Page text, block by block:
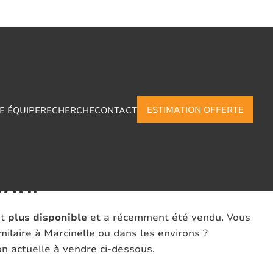
ÉQUIPERECHERCHECONTACT ESTIMATION OFFERTE
plus disponible et a récemment été vendu. Vous
à Marcinelle ou dans les environs ?
actuelle à vendre ci-dessous.